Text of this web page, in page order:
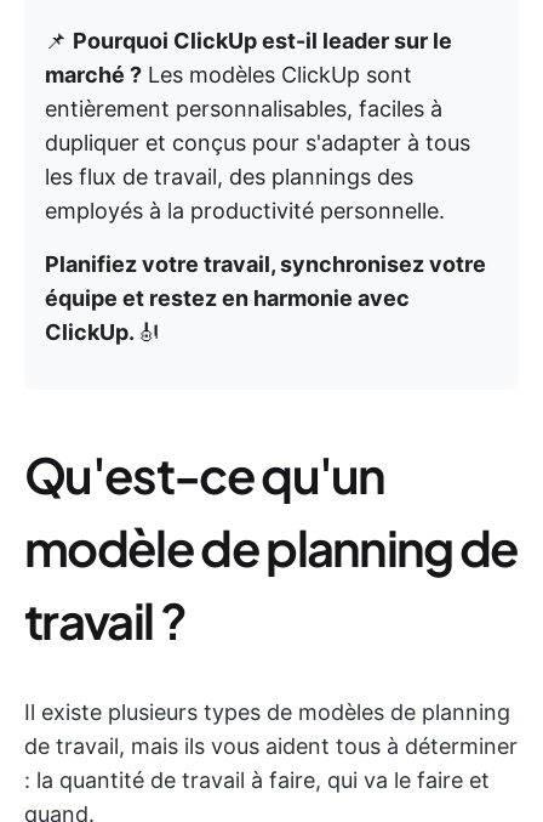
📌 Pourquoi ClickUp est-il leader sur le
marché ? Les modèles ClickUp sont
entièrement personnalisables, faciles à
dupliquer et conçus pour s'adapter à tous
les flux de travail, des plannings des
employés à la productivité personnelle.
Planifiez votre travail, synchronisez votre
équipe et restez en harmonie avec
ClickUp. 🎻
Qu'est-ce qu'un
modèle de planning de
travail ?
Il existe plusieurs types de modèles de planning
de travail, mais ils vous aident tous à déterminer
: la quantité de travail à faire, qui va le faire et
quand.